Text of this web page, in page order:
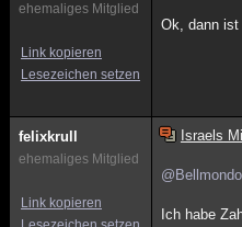
ehemaliges Mitglied
Link kopieren
Lesezeichen setzen
Ok, dann
felixkrull
ehemaliges Mitglied
Link kopieren
Israels
@Bellmondo
Ich habe